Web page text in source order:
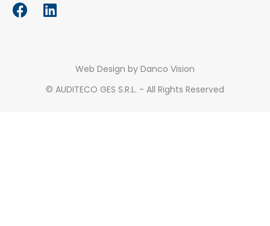
© AUDITECO GES S.R.L. - All Rights Reserved
Web Design by Danco Vision